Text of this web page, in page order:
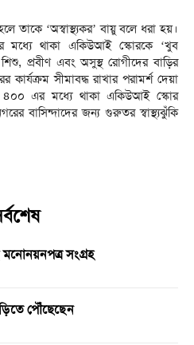
তাকে ‘অস্বাস্থ্যকর’ বায়ু বলে ধরা হয়।
মধ্যে থাকা একিউআই স্কোরকে ‘খুব
প্রবীণ এবং অসুস্থ রোগীদের বাড়ির
কার্যক্রম সীমাবদ্ধ রাখার পরামর্শ দেয়া
এর মধ্যে থাকা একিউআই স্কোর
বাসিন্দাদের জন্য গুরুতর স্বাস্থ্যঝুঁকি
মনোনয়নপত্র সংগ্রহ
পৌঁছেছেন